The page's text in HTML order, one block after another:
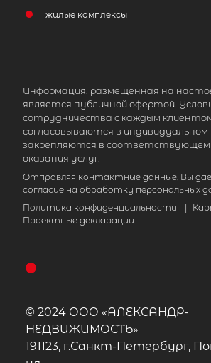
жилые комплексы
Информация, размещенная на
является публичной офертой.
сотрудничества с каждым
согласовываются в индивидуальном
закрепляются в соответствующем
оказания услуг.
Отправляя контактные данные, Вы
согласие на обработку персональных
Политика конфиденциальности
Проектные декларации
© 2024 ООО «АЛЕКСАНДР-
НЕДВИЖИМОСТЬ»
191123, г.Санкт-Петербург,